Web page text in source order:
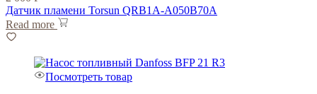
Датчик пламени Torsun QRB1A-A050B70A
Read more
Посмотреть товар